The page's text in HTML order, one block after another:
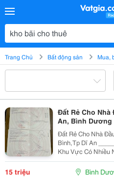
Trang Chủ Bất động sản Mua,
Đất Rẻ Cho
An, Bình Dương
Đất Rẻ Cho Nhà
Bình,Tp Dĩ An
Khu Vực Có Nhiều
Tại Hải Còn 2 Sổ
Xây Kho Bãi Cho
15 triệu Bình